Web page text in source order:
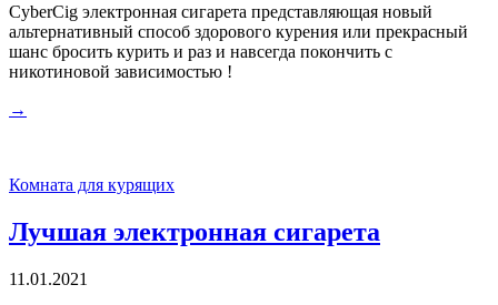
CyberCig электронная сигарета представляющая новый
альтернативный способ здорового курения или прекрасный
шанс бросить курить и раз и навсегда покончить с
никотиновой зависимостью !
→
Комната для курящих
Лучшая электронная сигарета
11.01.2021